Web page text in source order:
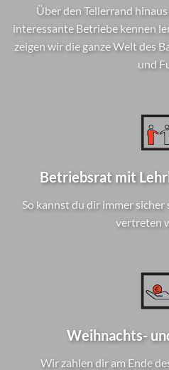
Über den Tellerrand
interessante Betriebe kennen
zeigen wir die ganze Welt des
und
Betriebsrat mit
So kannst du dir immer sicher
vertreten
Weihnachts-
Wir zahlen dir am Ende